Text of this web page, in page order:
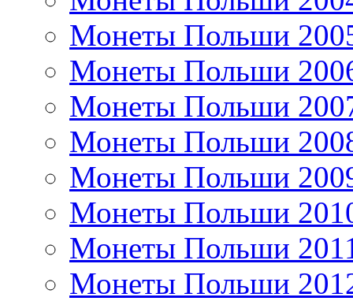
Монеты Польши
Монеты Польши
Монеты Польши
Монеты Польши
Монеты Польши
Монеты Польши
Монеты Польши
Монеты Польши